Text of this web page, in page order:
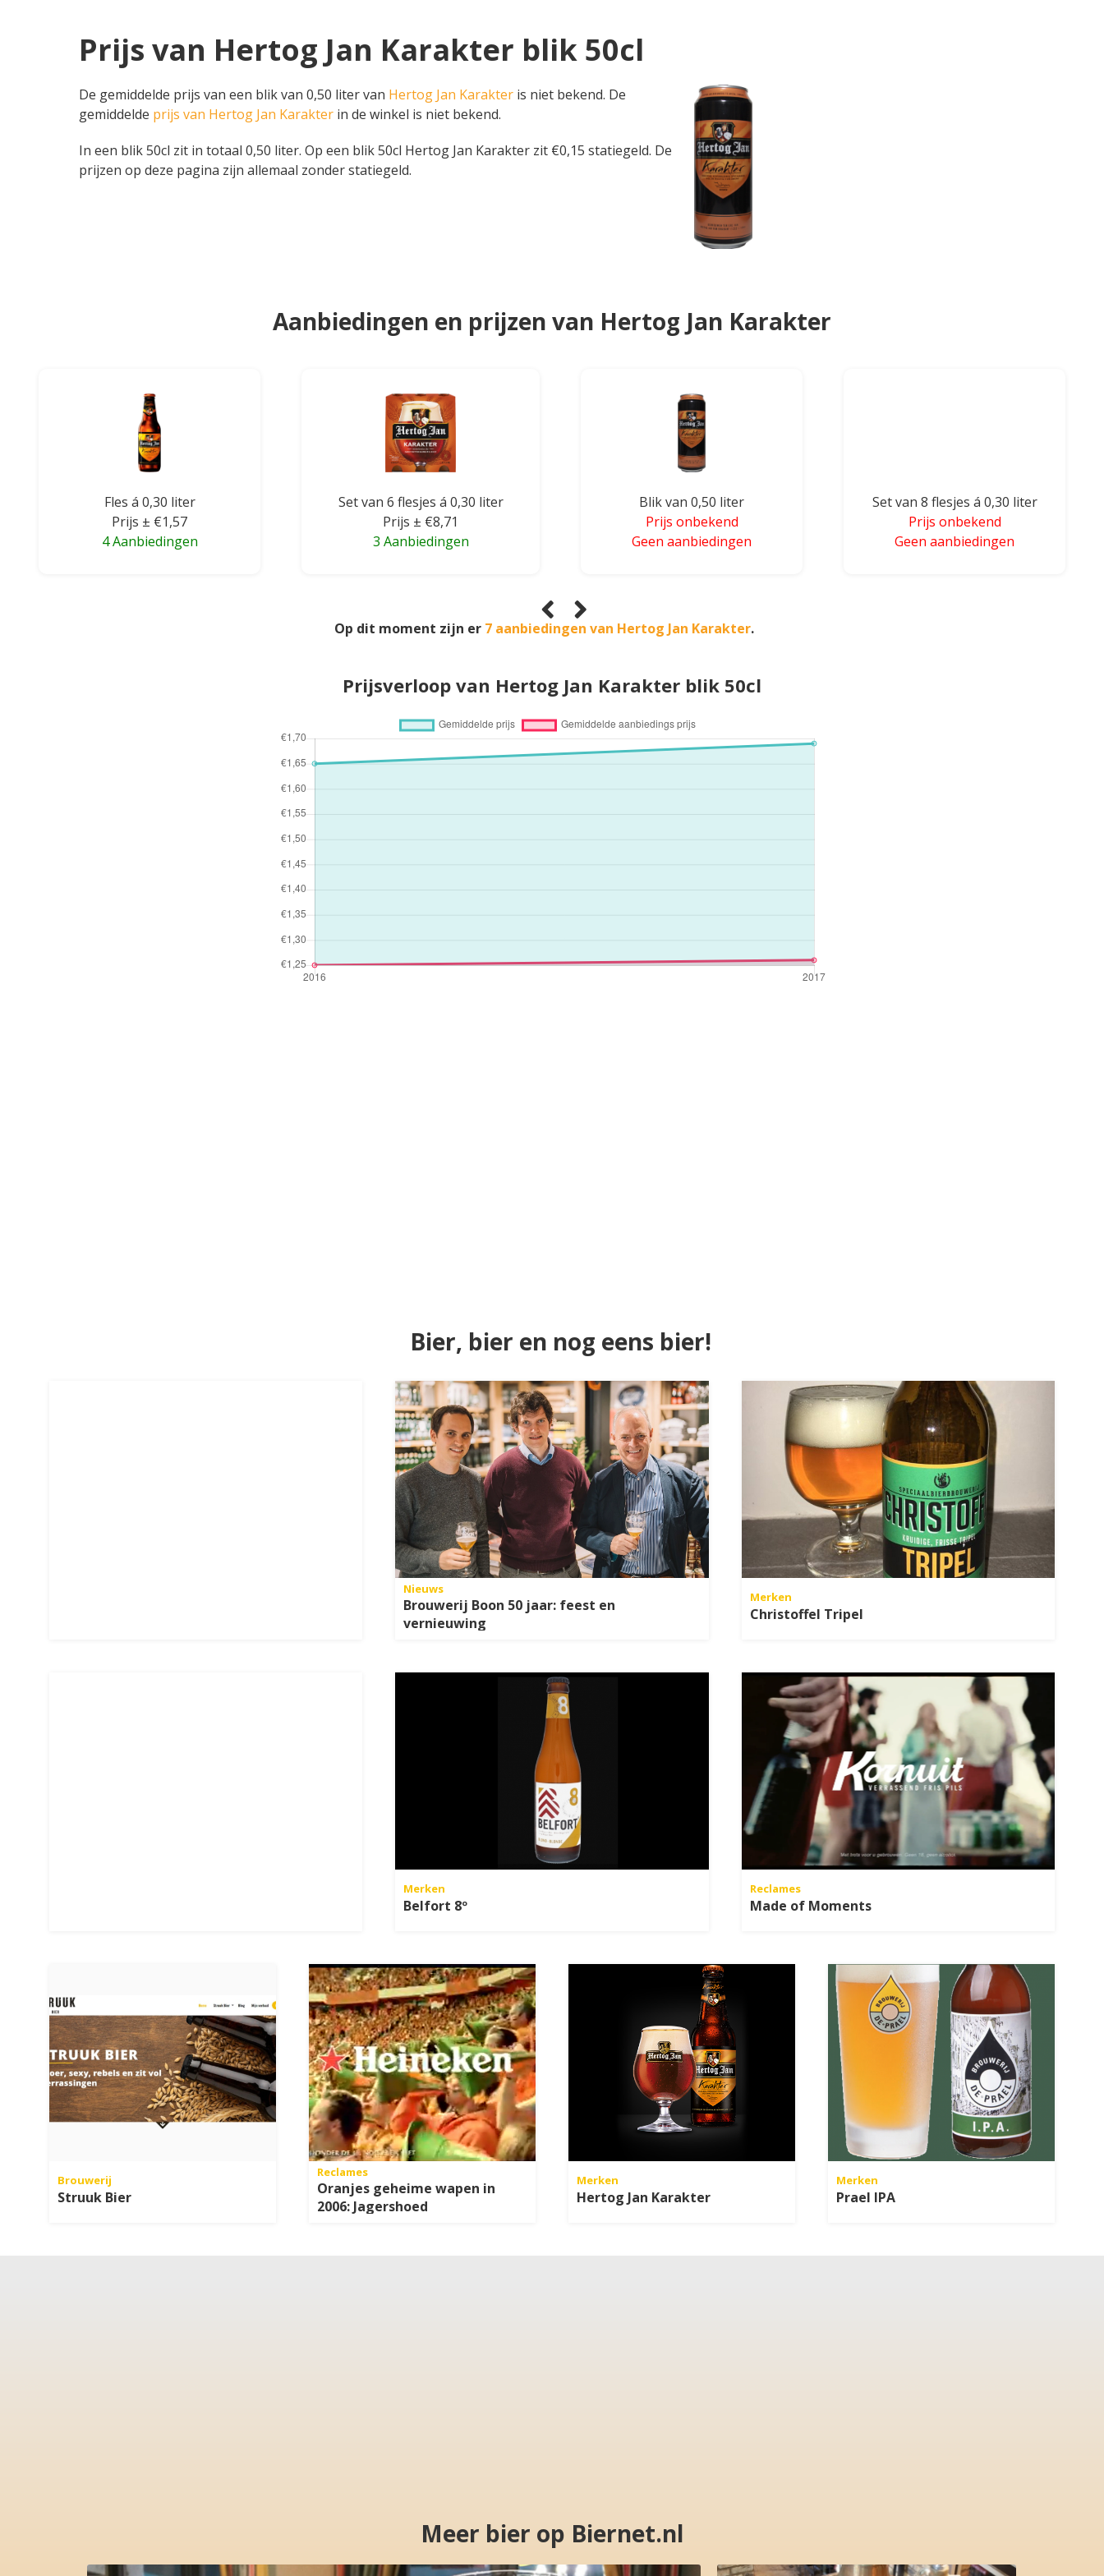
Prijs van Hertog Jan Karakter blik 50cl
De gemiddelde prijs van een blik van 0,50 liter van Hertog Jan Karakter is niet bekend. De
gemiddelde prijs van Hertog Jan Karakter in de winkel is niet bekend.
In een blik 50cl zit in totaal 0,50 liter. Op een blik 50cl Hertog Jan Karakter zit €0,15 statiegeld. De
prijzen op deze pagina zijn allemaal zonder statiegeld.
Aanbiedingen en prijzen van Hertog Jan Karakter
Fles á 0,30 liter
Prijs ± €1,57
4 Aanbiedingen
Set van 6 flesjes á 0,30 liter
Prijs ± €8,71
3 Aanbiedingen
Blik van 0,50 liter
Prijs onbekend
Geen aanbiedingen
Set van 8 flesjes á 0,30 liter
Prijs onbekend
Geen aanbiedingen
Op dit moment zijn er 7 aanbiedingen van Hertog Jan Karakter.
Prijsverloop van Hertog Jan Karakter blik 50cl
Bier, bier en nog eens bier!
Nieuws
Brouwerij Boon 50 jaar: feest en
vernieuwing
Merken
Christoffel Tripel
Merken
Belfort 8º
Reclames
Made of Moments
Brouwerij
Struuk Bier
Reclames
Oranjes geheime wapen in
2006: Jagershoed
Merken
Hertog Jan Karakter
Merken
Prael IPA
Meer bier op Biernet.nl